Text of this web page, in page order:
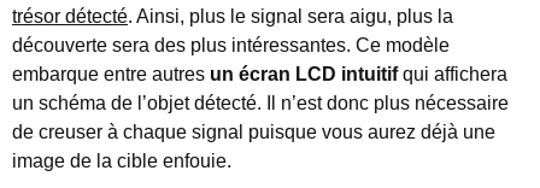
trésor détecté. Ainsi, plus le signal sera aigu, plus la
découverte sera des plus intéressantes. Ce modèle
embarque entre autres un écran LCD intuitifqui affichera
un schéma de l’objet détecté. Il n’est donc plus nécessaire
de creuser à chaque signal puisque vous aurez déjà une
image de la cible enfouie.